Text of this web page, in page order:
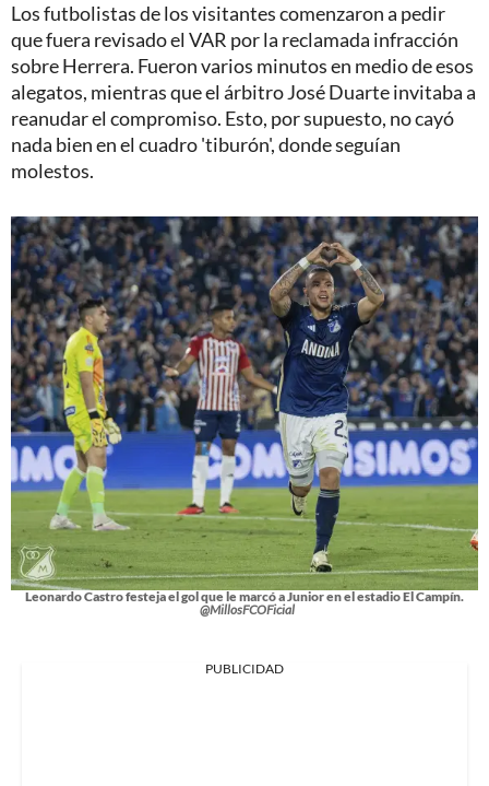
Los futbolistas de los visitantes comenzaron a pedir
que fuera revisado el VAR por la reclamada infracción
sobre Herrera. Fueron varios minutos en medio de esos
alegatos, mientras que el árbitro José Duarte invitaba a
reanudar el compromiso. Esto, por supuesto, no cayó
nada bien en el cuadro 'tiburón', donde seguían
molestos.
Leonardo Castro festeja el gol que le marcó a Junior en el estadio El Campín.
@MillosFCOFicial
PUBLICIDAD